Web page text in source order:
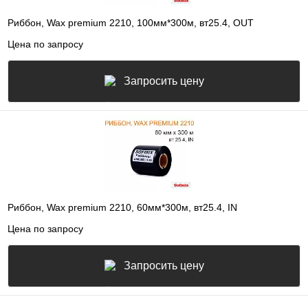
Риббон, Wax premium 2210, 100мм*300м, вт25.4, OUT
Цена по запросу
Запросить цену
Риббон, Wax premium 2210, 60мм*300м, вт25.4, IN
Цена по запросу
Запросить цену